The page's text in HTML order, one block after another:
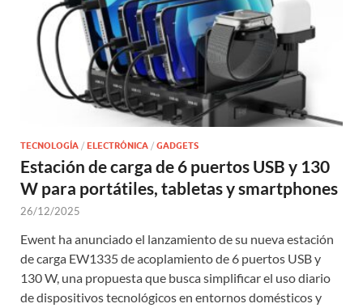
TECNOLOGÍA / ELECTRÓNICA / GADGETS
Estación de carga de 6 puertos USB y 130
W para portátiles, tabletas y smartphones
26/12/2025
Ewent ha anunciado el lanzamiento de su nueva estación
de carga EW1335 de acoplamiento de 6 puertos USB y
130 W, una propuesta que busca simplificar el uso diario
de dispositivos tecnológicos en entornos domésticos y